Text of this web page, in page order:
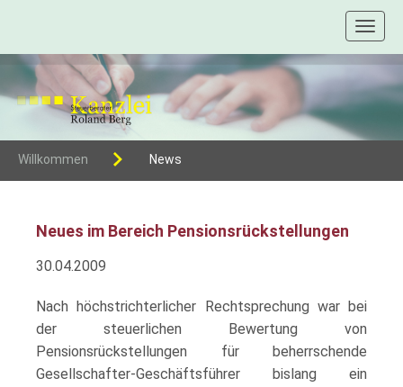
Willkommen News
Neues im Bereich Pensionsrückstellungen
30.04.2009
Nach höchstrichterlicher Rechtsprechung war bei
der steuerlichen Bewertung von
Pensionsrückstellungen für beherrschende
Gesellschafter-Geschäftsführer bislang ein